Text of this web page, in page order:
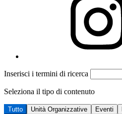
Inserisci i termini di ricerca
Seleziona il tipo di contenuto
Tutto Unità Organizzative Eventi